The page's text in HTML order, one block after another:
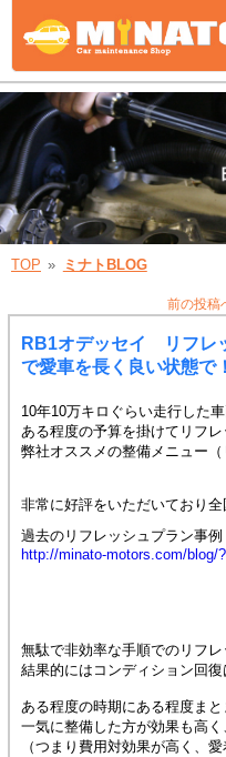
TOP ミナトBLOG
前の投稿
RB1オデッセイ リフレ
で愛車を長く良い状態で
10年10万キロぐらい走行した車
ある程度の予算を掛けてリフ
弊社オススメの整備メニュー（
非常に好評をいただいており全
過去のリフレッシュプラン事例
http://minato-motors.com/blog/
無駄で非効率な手順でのリフレ
結果的にはコンディション回復
ある程度の時期にある程度まと
一気に整備した方が効果も高く
（つまり費用対効果が高く、愛